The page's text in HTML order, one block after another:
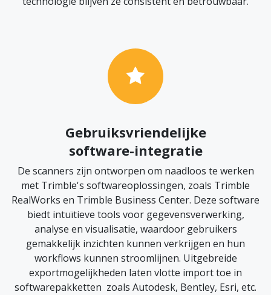
Gebruiksvriendelijke
software-integratie
De scanners zijn ontworpen om naadloos te werken
met Trimble's softwareoplossingen, zoals Trimble
RealWorks en Trimble Business Center. Deze software
biedt intuïtieve tools voor gegevensverwerking,
analyse en visualisatie, waardoor gebruikers
gemakkelijk inzichten kunnen verkrijgen en hun
workflows kunnen stroomlijnen. Uitgebreide
exportmogelijkheden laten vlotte import toe in
softwarepakketten zoals Autodesk, Bentley, Esri, etc.